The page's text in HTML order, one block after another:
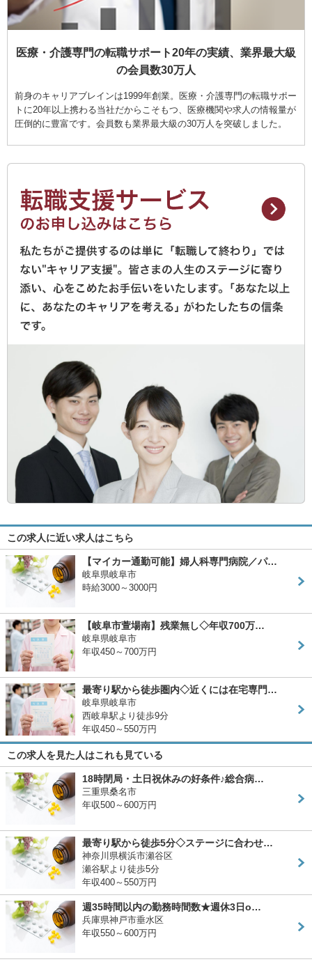
医療・介護専門の転職サポート20年の実績、業界最大級
の会員数30万人
前身のキャリアブレインは1999年創業。医療・介護専門の転職サポー
トに20年以上携わる当社だからこそもつ、医療機関や求人の情報量が
圧倒的に豊富です。会員数も業界最大級の30万人を突破しました。
この求人に近い求人はこちら
【マイカー通勤可能】婦人科専門病院／パ…
岐阜県岐阜市
時給3000～3000円
【岐阜市萱場南】残業無し◇年収700万…
岐阜県岐阜市
年収450～700万円
最寄り駅から徒歩圏内◇近くには在宅専門…
岐阜県岐阜市
西岐阜駅より徒歩9分
年収450～550万円
この求人を見た人はこれも見ている
18時閉局・土日祝休みの好条件♪総合病…
三重県桑名市
年収500～600万円
最寄り駅から徒歩5分◇ステージに合わせ…
神奈川県横浜市瀬谷区
瀬谷駅より徒歩5分
年収400～550万円
週35時間以内の勤務時間数★週休3日o…
兵庫県神戸市垂水区
年収550～600万円